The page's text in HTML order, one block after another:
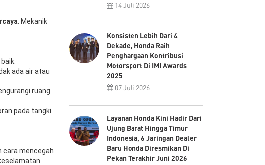
. Mekanik
ada air atau
ruang
pada tangki
cara mencegah
14 Juli 2026
Konsisten Lebih Dari 4
Dekade, Honda Raih
Penghargaan Kontribusi
Motorsport Di IMI Awards
2025
07 Juli 2026
Layanan Honda Kini Hadir Dari
Ujung Barat Hingga Timur
Indonesia, 6 Jaringan Dealer
Baru Honda Diresmikan Di
Pekan Terakhir Juni 2026